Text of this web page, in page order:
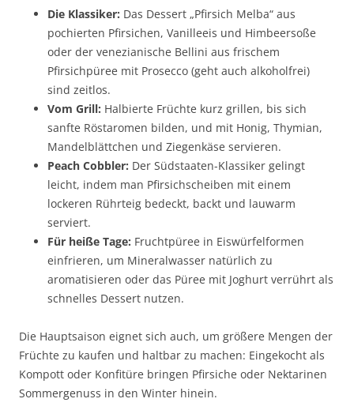
Die Klassiker: Das Dessert „Pfirsich Melba“ aus
pochierten Pfirsichen, Vanilleeis und Himbeersoße
oder der venezianische Bellini aus frischem
Pfirsichpüree mit Prosecco (geht auch alkoholfrei)
sind zeitlos.
Vom Grill: Halbierte Früchte kurz grillen, bis sich
sanfte Röstaromen bilden, und mit Honig, Thymian,
Mandelblättchen und Ziegenkäse servieren.
Peach Cobbler: Der Südstaaten-Klassiker gelingt
leicht, indem man Pfirsichscheiben mit einem
lockeren Rührteig bedeckt, backt und lauwarm
serviert.
Für heiße Tage: Fruchtpüree in Eiswürfelformen
einfrieren, um Mineralwasser natürlich zu
aromatisieren oder das Püree mit Joghurt verrührt als
schnelles Dessert nutzen.
Die Hauptsaison eignet sich auch, um größere Mengen der
Früchte zu kaufen und haltbar zu machen: Eingekocht als
Kompott oder Konfitüre bringen Pfirsiche oder Nektarinen
Sommergenuss in den Winter hinein.